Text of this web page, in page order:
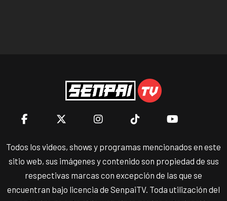
Todos los videos, shows y programas mencionados en este
sitio web, sus imágenes y contenido son propiedad de sus
respectivas marcas con excepción de las que se
encuentran bajo licencia de SenpaiTV. Toda utilización del